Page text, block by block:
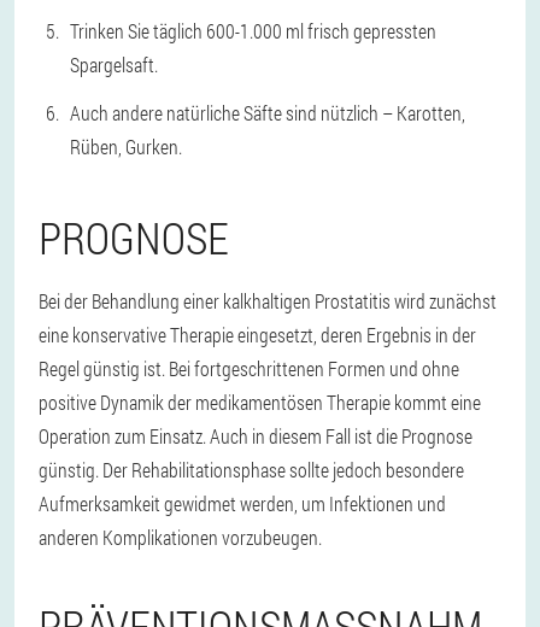
Trinken Sie täglich 600-1.000 ml frisch gepressten
Spargelsaft.
Auch andere natürliche Säfte sind nützlich – Karotten,
Rüben, Gurken.
PROGNOSE
Bei der Behandlung einer kalkhaltigen Prostatitis wird zunächst
eine konservative Therapie eingesetzt, deren Ergebnis in der
Regel günstig ist. Bei fortgeschrittenen Formen und ohne
positive Dynamik der medikamentösen Therapie kommt eine
Operation zum Einsatz. Auch in diesem Fall ist die Prognose
günstig. Der Rehabilitationsphase sollte jedoch besondere
Aufmerksamkeit gewidmet werden, um Infektionen und
anderen Komplikationen vorzubeugen.